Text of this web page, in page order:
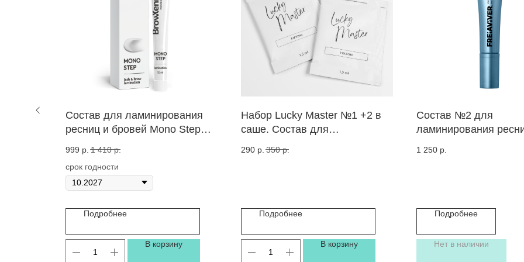
Состав для ламинирования
ресниц и бровей Mono Step
999 р. 1 410 р.
срок годности
Подробнее
В корзину
Набор Lucky Master №1 +2 в
саше. Состав для
бровей.
290 р. 350 р.
Подробнее
В корзину
Состав №2 для
ламинирования
FreiAVIVER . Срок
1 250 р.
Подробнее
Нет в наличии